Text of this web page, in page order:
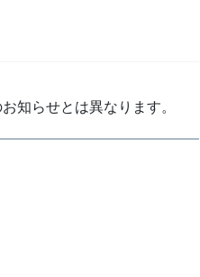
知らせとは異なります。